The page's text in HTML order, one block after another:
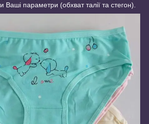
Ваші параметри (обхват талії та стегон).